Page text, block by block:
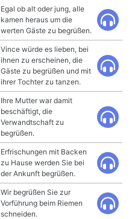
Egal ob alt oder jung, alle
kamen heraus um die
werten Gäste zu begrüßen.
Vince würde es lieben, bei
ihnen zu erscheinen, die
Gäste zu begrüßen und mit
ihrer Tochter zu tanzen.
Ihre Mutter war damit
beschäftigt, die
Verwandtschaft zu
begrüßen.
Erfrischungen mit Backen
zu Hause werden Sie bei
der Ankunft begrüßen.
Wir begrüßen Sie zur
Vorführung beim Riemen
schneiden.